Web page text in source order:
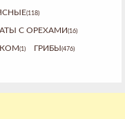
(118)
С ОРЕХАМИ (16)
(1) ГРИБЫ (476)